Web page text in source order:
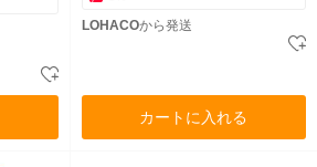
LOHACOから発送
カートに入れる